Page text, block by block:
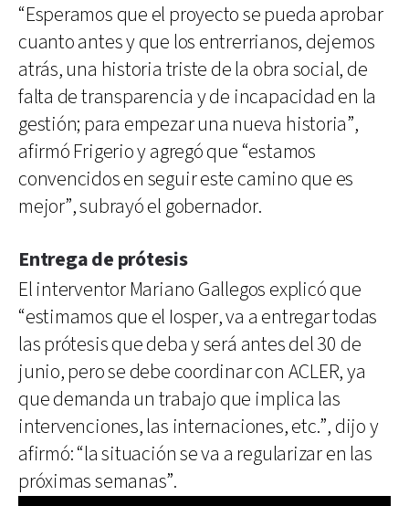
“Esperamos que el proyecto se pueda aprobar
cuanto antes y que los entrerrianos, dejemos
atrás, una historia triste de la obra social, de
falta de transparencia y de incapacidad en la
gestión; para empezar una nueva historia”,
afirmó Frigerio y agregó que “estamos
convencidos en seguir este camino que es
mejor”, subrayó el gobernador.
Entrega de prótesis
El interventor Mariano Gallegos explicó que
“estimamos que el Iosper, va a entregar todas
las prótesis que deba y será antes del 30 de
junio, pero se debe coordinar con ACLER, ya
que demanda un trabajo que implica las
intervenciones, las internaciones, etc.”, dijo y
afirmó: “la situación se va a regularizar en las
próximas semanas”.